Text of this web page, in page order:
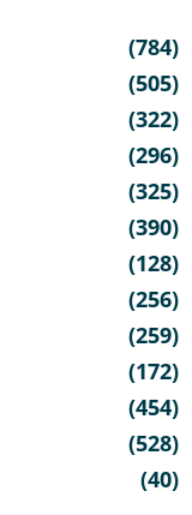
(784)
(505)
(322)
(296)
(325)
(390)
(128)
(256)
(259)
(172)
(454)
(528)
(40)